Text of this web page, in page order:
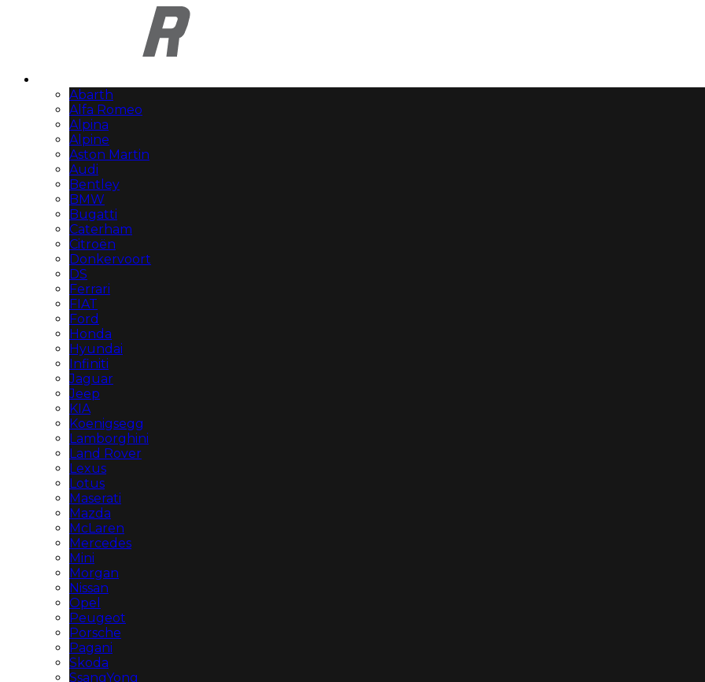
Abarth
Alfa Romeo
Alpina
Alpine
Aston Martin
Audi
Bentley
BMW
Bugatti
Caterham
Citroën
Donkervoort
DS
Ferrari
FIAT
Ford
Honda
Hyundai
Infiniti
Jaguar
Jeep
KIA
Koenigsegg
Lamborghini
Land Rover
Lexus
Lotus
Maserati
Mazda
McLaren
Mercedes
Mini
Morgan
Nissan
Opel
Peugeot
Porsche
Pagani
Skoda
SsangYong